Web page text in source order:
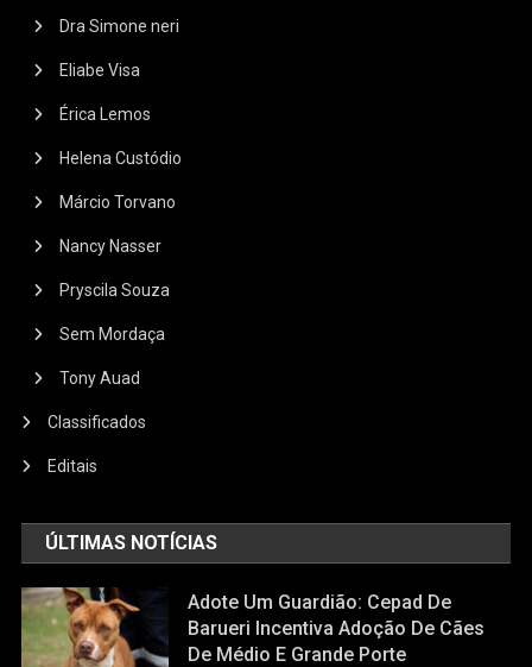
Dra Simone neri
Eliabe Visa
Érica Lemos
Helena Custódio
Márcio Torvano
Nancy Nasser
Pryscila Souza
Sem Mordaça
Tony Auad
Classificados
Editais
ÚLTIMAS NOTÍCIAS
Adote Um Guardião: Cepad De
Barueri Incentiva Adoção De Cães
De Médio E Grande Porte